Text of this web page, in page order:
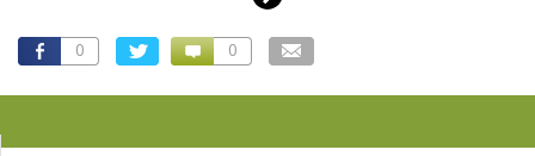
0 0